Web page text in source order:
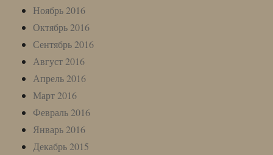
Ноябрь 2016
Октябрь 2016
Сентябрь 2016
Август 2016
Апрель 2016
Март 2016
Февраль 2016
Январь 2016
Декабрь 2015